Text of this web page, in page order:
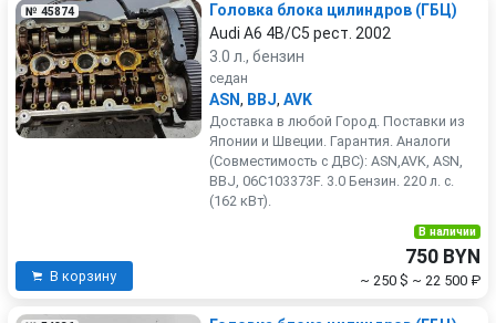
№ 45874
Головка блока цилиндров (ГБЦ)
Audi A6 4B/C5 рест. 2002
3.0 л., бензин
седан
ASN, BBJ, AVK
Доставка в любой Город. Поставки из
Японии и Швеции. Гарантия. Аналоги
(Совместимость с ДВС): ASN,AVK, ASN,
BBJ, 06C103373F. 3.0 Бензин. 220 л. с.
(162 кВт).
В корзину
В наличии
750 BYN
~ 250 $ ~ 22 500 ₽